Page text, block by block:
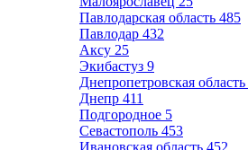
Павлодарская область 485
Павлодар 432
Аксу 25
Экибастуз 9
Днепропетровская область
Днепр 411
Подгородное 5
Севастополь 453
Ивановская область 452